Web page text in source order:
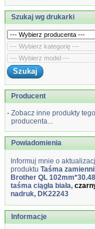
Szukaj wg drukarki
Producent
- Zobacz inne produkty tego
producenta...
Powiadomienia
Informuj mnie o
produktu Taśma
Brother QL
taśma ciągła biała,
nadruk, DK22243
Informacje